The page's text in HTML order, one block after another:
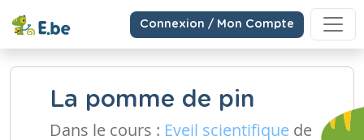
Connexion / Mon Compte
La pomme de pin
Dans le cours : Eveil scientifique de